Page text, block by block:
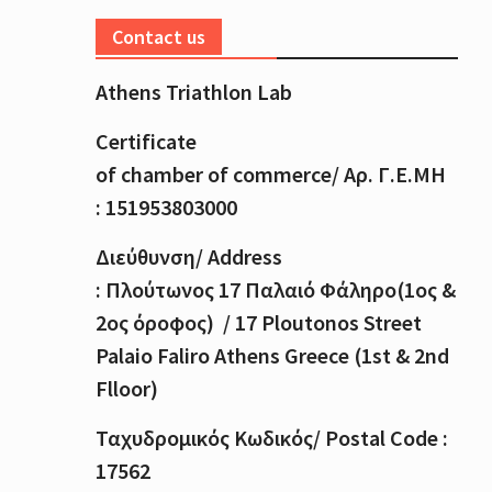
Contact us
Athens Triathlon Lab
Certificate
of chamber of commerce/Αρ. Γ.Ε.ΜΗ
: 151953803000
Διεύθυνση/ Address
: Πλούτωνος 17 Παλαιό Φάληρο(1ος &
2ος όροφος) / 17 Ploutonos Street
Palaio Faliro Athens Greece (1st & 2nd
Flloor)
Ταχυδρομικός Κωδικός/ Postal Code :
17562